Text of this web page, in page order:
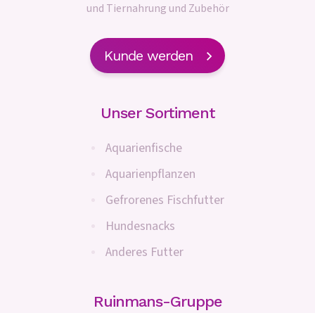
und Tiernahrung und Zubehör
Kunde werden
Unser Sortiment
Aquarienfische
Aquarienpflanzen
Gefrorenes Fischfutter
Hundesnacks
Anderes Futter
Ruinmans-Gruppe